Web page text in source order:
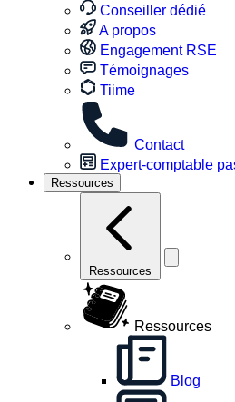
Conseiller dédié
A propos
Engagement RSE
Témoignages
Tiime
Contact
Expert-comptable
Ressources
Ressources
Ressources
Blog